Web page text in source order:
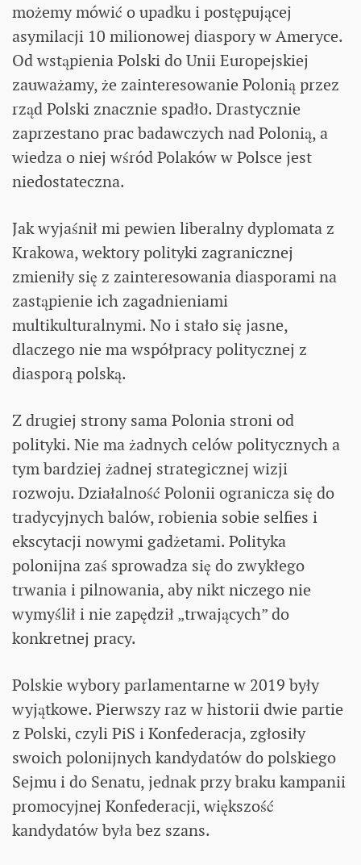
możemy mówić o upadku i postępującej
asymilacji 10 milionowej diaspory w Ameryce.
Od wstąpienia Polski do Unii Europejskiej
zauważamy, że zainteresowanie Polonią przez
rząd Polski znacznie spadło. Drastycznie
zaprzestano prac badawczych nad Polonią, a
wiedza o niej wśród Polaków w Polsce jest
niedostateczna.
Jak wyjaśnił mi pewien liberalny dyplomata z
Krakowa, wektory polityki zagranicznej
zmieniły się z zainteresowania diasporami na
zastąpienie ich zagadnieniami
multikulturalnymi. No i stało się jasne,
dlaczego nie ma współpracy politycznej z
diasporą polską.
Z drugiej strony sama Polonia stroni od
polityki. Nie ma żadnych celów politycznych a
tym bardziej żadnej strategicznej wizji
rozwoju. Działalność Polonii ogranicza się do
tradycyjnych balów, robienia sobie selfies i
ekscytacji nowymi gadżetami. Polityka
polonijna zaś sprowadza się do zwykłego
trwania i pilnowania, aby nikt niczego nie
wymyślił i nie zapędził „trwających” do
konkretnej pracy.
Polskie wybory parlamentarne w 2019 były
wyjątkowe. Pierwszy raz w historii dwie partie
z Polski, czyli PiS i Konfederacja, zgłosiły
swoich polonijnych kandydatów do polskiego
Sejmu i do Senatu, jednak przy braku kampanii
promocyjnej Konfederacji, większość
kandydatów była bez szans.